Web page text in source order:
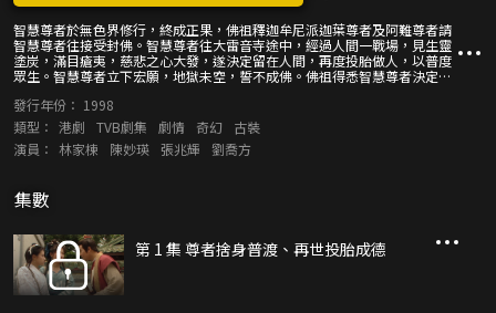
智慧尊者於無色界修行，終成正果，佛祖釋迦牟尼派迦葉尊者及阿難尊者請
智慧尊者往接受封佛。智慧尊者往大雷音寺途中，經過人間一戰場，見生靈
塗炭，滿目瘡夷，慈悲之心大發，遂決定留在人間，再度投胎做人，以普度
眾生。智慧尊者立下宏願，地獄未空，誓不成佛。佛祖得悉智慧尊者決定，
智慧尊者投胎於尋常百姓家，是為許德(林家棟飾)。許德甫出世，即智慧過
人，年甫三歲，即能唸誦四書五經，父母欣喜之餘，亦心想此子必能功名富
貴。然未涉功名前，許德邂逅了名醫師江正琛之女江小鳳(陳妙瑛飾)，互生
情愫。小鳳本以許德態度輕佻，口出狂言，視之為登徒浪子，非常抗拒。但
年老不堪遠行，小鳳代祖父赴京為太輔治病。文瑞公主在京城與小鳳相遇，
料回來的只是小鳳的冤魂。許德發誓要為小鳳洗雪沉冤。雖然，許德以其智
慧機謀，終令公主承認罪行，卻因公主獲恩賜免死金牌，難以將其繩之於
法。最後，布袋和尚使公主進入布袋，感化之，使之出家為尼，終身唸佛懺
悔。許德驚異於布袋的異能之餘，老布袋和尚亦向許德說出前世因果，表明
許德有宿世佛緣，註家出家為僧。許德不信，唯老布袋預言，許德必須出家
發行年份： 1998
類型： 港劇 TVB劇集 劇情 奇幻
古裝
演員： 林家棟 陳妙瑛 張兆輝 劉喬方
集數
第 1 集 尊者捨身普渡、再世投胎成德